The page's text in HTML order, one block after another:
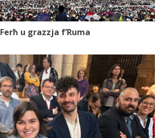
Ferħ u grazzja f’Ruma